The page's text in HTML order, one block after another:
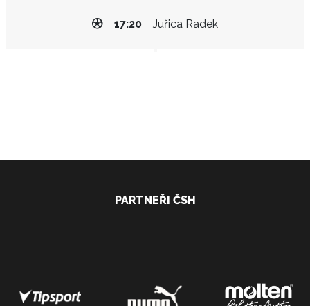
Juřica Radek
17:20
PARTNEŘI ČSH